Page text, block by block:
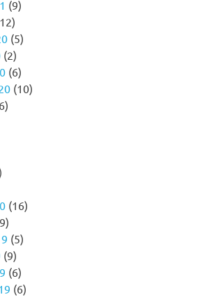
(9)
(5)
(2)
(6)
(10)
(16)
(5)
(9)
(6)
(6)